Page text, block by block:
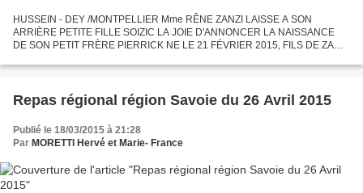
HUSSEIN - DEY /MONTPELLIER Mme RÊNE ZANZI LAISSE A SON
ARRIÈRE PETITE FILLE SOIZIC LA JOIE D'ANNONCER LA NAISSANCE
DE SON PETIT FRÈRE PIERRICK NE LE 21 FÉVRIER 2015, FILS DE ZANZI
Repas régional région Savoie du 26 Avril 2015
Publié le 18/03/2015 à 21:28
Par MORETTI Hervé et Marie- France